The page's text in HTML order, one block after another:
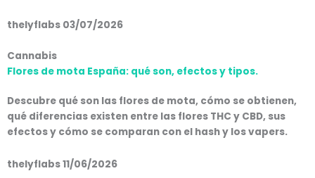
thelyflabs 03/07/2026
Cannabis
Flores de mota España: qué son, efectos y tipos.
Descubre qué son las flores de mota, cómo se obtienen,
qué diferencias existen entre las flores THC y CBD, sus
efectos y cómo se comparan con el hash y los vapers.
thelyflabs11/06/2026